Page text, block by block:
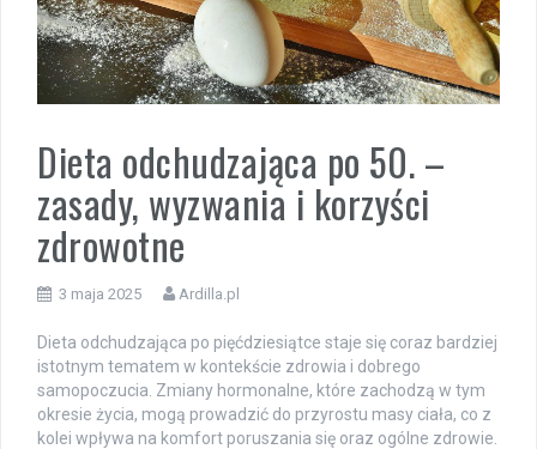
Dieta odchudzająca po 50. –
zasady, wyzwania i korzyści
zdrowotne
3 maja 2025 Ardilla.pl
Dieta odchudzająca po pięćdziesiątce staje się coraz bardziej
istotnym tematem w kontekście zdrowia i dobrego
samopoczucia. Zmiany hormonalne, które zachodzą w tym
okresie życia, mogą prowadzić do przyrostu masy ciała, co z
kolei wpływa na komfort poruszania się oraz ogólne zdrowie.